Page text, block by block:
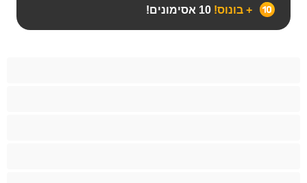
+ בונוס!